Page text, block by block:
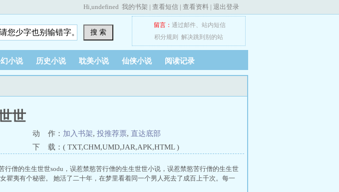
Hi,undefined 我的书架 | 查看短信 | 查看资料 | 退出登录
搜 索
留言： 通过邮件、 站内短信
积分规则
解决跳到别的站
小说 历史小说 耽美小说 仙侠小说 阅读记录
世
动 作： 加入书架, 投推荐票, 直达底部
下 载：( TXT,CHM,UMD,JAR,APK,HTML )
行僧的生生世世sodu，误惹禁慾苦行僧的生生世世小说，误惹禁慾苦行僧的生生世
瞿夷有个秘密。 她活了二十年，在梦里看着同一个男人死去了成百上千次。每一